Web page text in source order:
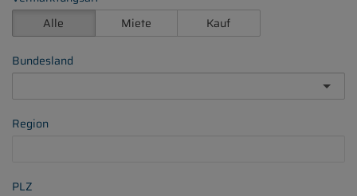
Alle
Miete Kauf
Bundesland
Region
PLZ